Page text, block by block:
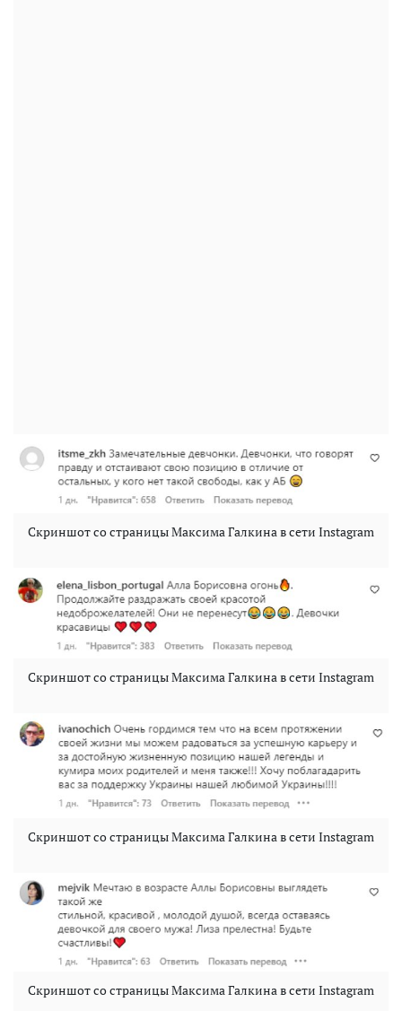
Скриншот со страницы Максима Галкина в сети Instagram
Скриншот со страницы Максима Галкина в сети Instagram
Скриншот со страницы Максима Галкина в сети Instagram
Скриншот со страницы Максима Галкина в сети Instagram